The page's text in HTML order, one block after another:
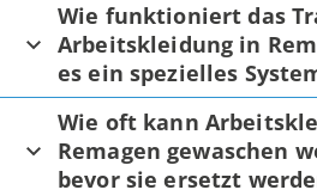
Wie funktioniert das
Arbeitskleidung in
es ein spezielles
Wie oft kann
Remagen gewaschen
bevor sie ersetzt